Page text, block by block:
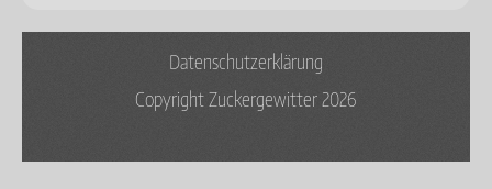
Datenschutzerklärung
Copyright Zuckergewitter 2026